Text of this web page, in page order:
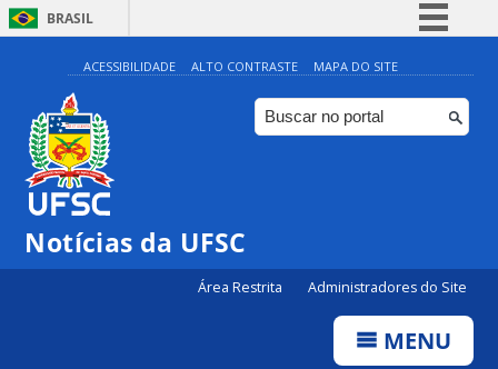
BRASIL
Simplifique!
Comunica BR
Participe
ACESSIBILIDADE ALTO CONTRASTE MAPA DO SITE
Notícias da UFSC
Área Restrita Administradores do Site
MENU